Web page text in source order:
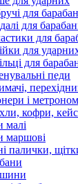
для
для
для
для
для
педи
і
кофри,
малі
маршові
палички,